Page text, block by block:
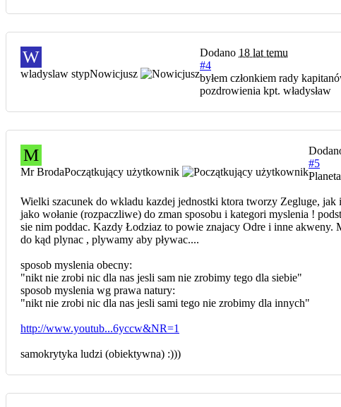
W
wladyslaw stypNowicjusz
Dodano 18 lat temu
#4
byłem członkiem rady
pozdrowienia kpt. władysław
M
Mr BrodaPoczątkujący użytkownik
#5
Wielki szacunek do wkladu kazdej jednostki ktora tworzy Zegluge,
jako wołanie (rozpaczliwe) do zman sposobu i kategori myslenia !
sie nim poddac. Kazdy Łodziaz to powie znajacy Odre i inne
do kąd plynac , plywamy aby pływac....
sposob myslenia obecny:
"nikt nie zrobi nic dla nas jesli sam nie zrobimy tego dla siebie"
sposob myslenia wg prawa natury:
"nikt nie zrobi nic dla nas jesli sami tego nie zrobimy dla innych"
http://www.youtub...6yccw&NR=1
samokrytyka ludzi (obiektywna) :)))